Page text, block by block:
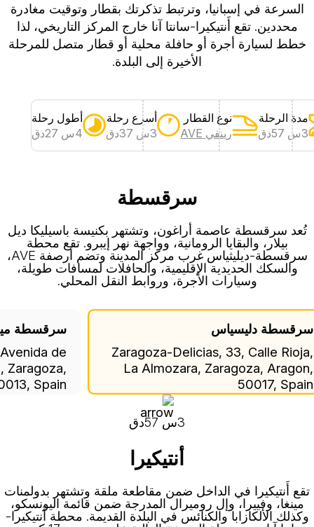
السرعة في إسبانيا، وترتبط تذكرتك بقطار وتوقيت مغادرة
محددين. تقع أَنتيكيرا-سانتا آنا خارج المركز التاريخي، لذا
خطط لسيارة أجرة أو حافلة محلية أو قطار متصل للمرحلة
الأخيرة إلى البلدة.
مدة الرحلة
3س 57دق
نوع القطار
رينفي AVE
أسرع رحلة
3س 37دق
أطول رحلة
4س 27دق
سرقسطة
تُعد سرقسطة عاصمة أراغون، وتشتهر بكنيسة باسيليكا ديل
بيلار، والبقايا الرومانية، وواجهة نهر إيبرو. تقع محطة
سرقسطة-ديليثياس غرب مركز المدينة وتضم أرصفة AVE،
والسكك الحديدية الإقليمية، والحافلات لمسافات طويلة،
وسيارات الأجرة، وروابط النقل المحلي.
سرقسطة دليسياس
Zaragoza-Delicias, 33, Calle Rioja,
La Almozara, Zaragoza, Aragon,
50017, Spain
سرقسطة
de
Zaragoza,
Spain
3س 57دق
أنتيكيرا
تقع أَنتيكيرا في الداخل ضمن مقاطعة ملقة وتشتهر بدولمنات
مينغا، وفييرا، وإل روميرال المدرجة ضمن قائمة اليونسكو،
وكذلك الألكازابا والكنائس في البلدة القديمة. محطة أَنتيكيرا-